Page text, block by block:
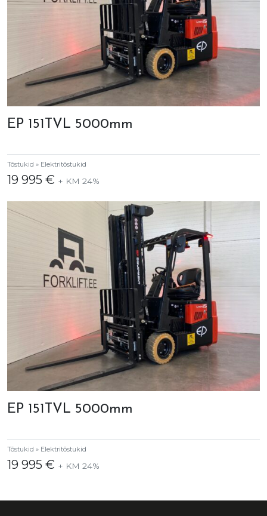
EP 151TVL 5000mm
Tõstukid » Elektritõstukid
19 995 € + KM 24%
EP 151TVL 5000mm
Tõstukid » Elektritõstukid
19 995 € + KM 24%